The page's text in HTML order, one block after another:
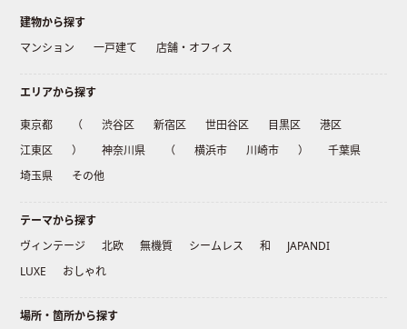
建物から探す
マンション
一戸建て 店舗・オフィス
エリアから探す
東京都 （ 渋谷区 新宿区 世田谷区 目黒区
港区
江東区
） 神奈川県 （ 横浜市 川崎市 ）
千葉県
埼玉県
その他
テーマから探す
ヴィンテージ
北欧 無機質 シームレス 和
JAPANDI
LUXE
おしゃれ
場所・箇所から探す